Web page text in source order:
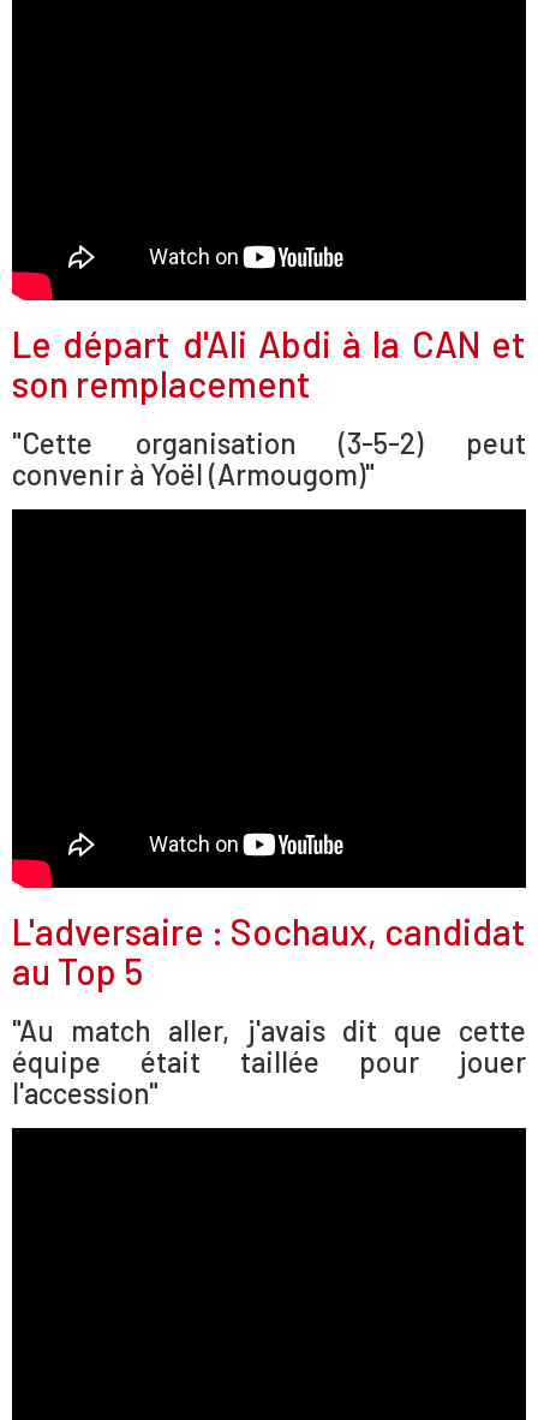
Le départ d'Ali Abdi à la CAN et
son remplacement
"Cette organisation (3-5-2) peut
convenir à Yoël (Armougom)"
L'adversaire : Sochaux, candidat
au Top 5
"Au match aller, j'avais dit que cette
équipe était taillée pour jouer
l'accession"